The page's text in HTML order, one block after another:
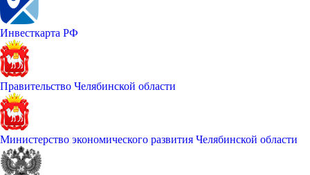
Инвесткарта РФ
Правительство Челябинской области
Министерство экономического развития Челябинской области